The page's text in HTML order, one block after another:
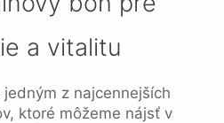
a vitalitu
jedným z najcennejších
ktoré môžeme nájsť v